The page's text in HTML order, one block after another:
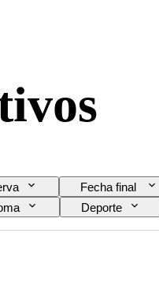
Fecha final
Deporte